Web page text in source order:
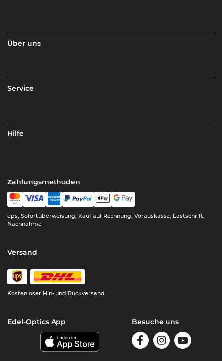
Über uns
Service
Hilfe
Zahlungsmethoden
eps, Sofortüberweisung, Kauf auf Rechnung, Vorauskasse, Lastschrift,
Nachnahme
Versand
Kostenloser Hin- und Rückversand
Edel-Optics App Besuche uns